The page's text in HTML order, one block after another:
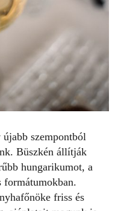
szempontból
Büszkén állítják
hungarikumot, a
formátumokban.
friss és